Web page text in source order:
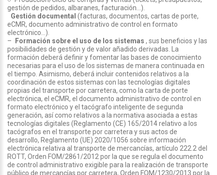
gestión de pedidos, albaranes, facturación…).
Gestión documental (facturas, documentos, cartas de porte,
eCMR, documento administrativo de control en formato
electrónico…).
– Formación sobre el uso de los sistemas , sus beneficios y las
posibilidades de gestión y de valor añadido derivadas. La
formación deberá definir y fomentar las bases de conocimiento
necesarias para el uso de los sistemas de manera continuada en
el tiempo. Asimismo, deberá incluir contenidos relativos a la
coordinación de estos sistemas con las tecnologías digitales
propias del transporte por carretera, como la carta de porte
electrónica, el eCMR, el documento administrativo de control en
formato electrónico y el tacógrafo inteligente de segunda
generación, así como relativos a la normativa asociada a estas
tecnologías digitales (Reglamento (CE) 165/2014 relativo a los
tacógrafos en el transporte por carretera y sus actos de
desarrollo, Reglamento (UE) 2020/1056 sobre información
electrónica relativa al transporte de mercancías, artículo 222.2 del
ROTT, Orden FOM/2861/2012 por la que se regula el documento
de control administrativo exigible para la realización de transporte
público de mercancías por carretera, Orden FOM/1230/2013 por la